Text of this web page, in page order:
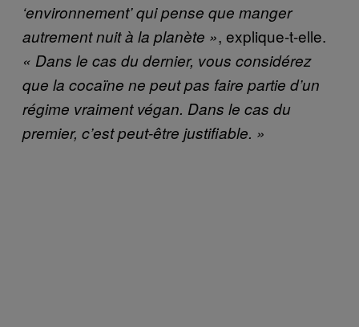
‘environnement’ qui pense que manger
autrement nuit à la planète », explique-t-elle.
« Dans le cas du dernier, vous considérez
que la cocaïne ne peut pas faire partie d’un
régime vraiment végan. Dans le cas du
premier, c’est peut-être justifiable. »